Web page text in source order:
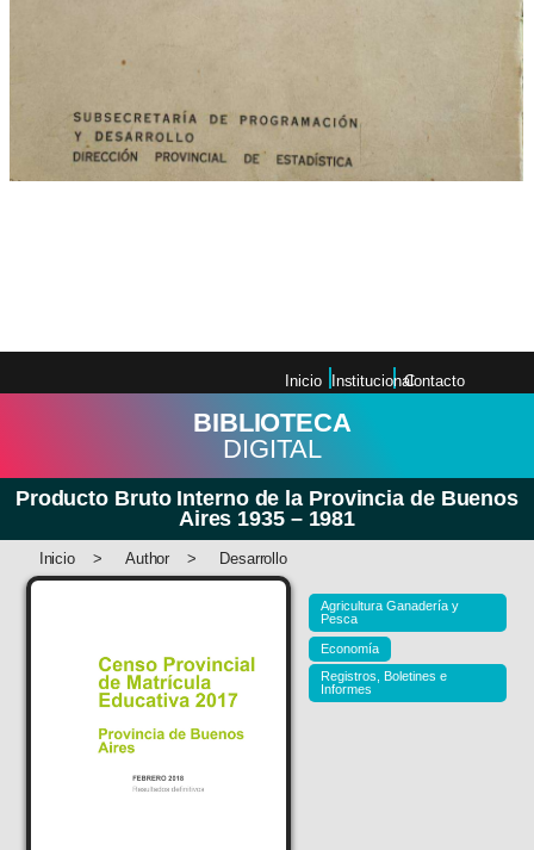
Inicio InstitucionalContacto
BIBLIOTECA
DIGITAL
Producto Bruto Interno de la Provincia de Buenos
Aires 1935 – 1981
Inicio > Author > Desarrollo
Agricultura Ganadería y
Pesca
Economía
Registros, Boletines e
Informes